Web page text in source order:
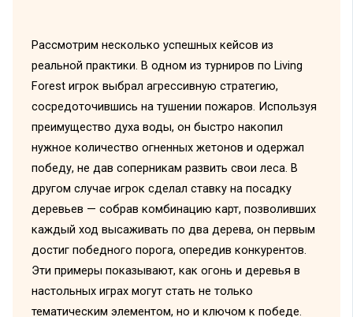
Рассмотрим несколько успешных кейсов из
реальной практики. В одном из турниров по Living
Forest игрок выбрал агрессивную стратегию,
сосредоточившись на тушении пожаров. Используя
преимущество духа воды, он быстро накопил
нужное количество огненных жетонов и одержал
победу, не дав соперникам развить свои леса. В
другом случае игрок сделал ставку на посадку
деревьев — собрав комбинацию карт, позволивших
каждый ход высаживать по два дерева, он первым
достиг победного порога, опередив конкурентов.
Эти примеры показывают, как огонь и деревья в
настольных играх могут стать не только
тематическим элементом, но и ключом к победе.